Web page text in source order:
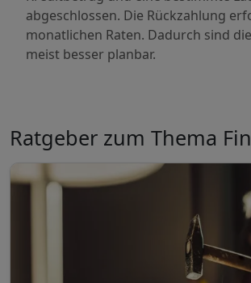
abgeschlossen. Die Rückzahlung
monatlichen Raten. Dadurch sind
meist besser planbar.
Ratgeber zum Thema